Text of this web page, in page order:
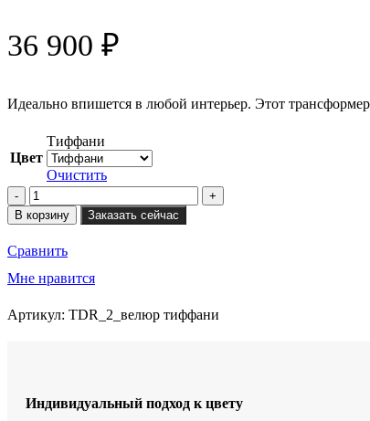
36 900 ₽
Идеально впишется в любой интерьер. Этот
Цвет
Тиффани
Очистить
Количество
товара
Пуф-
TEODOR,
трансформер
В корзину Заказать сейчас
Сравнить
Мне нравится
Артикул: TDR_2_велюр тиффани
Индивидуальный подход к цвету